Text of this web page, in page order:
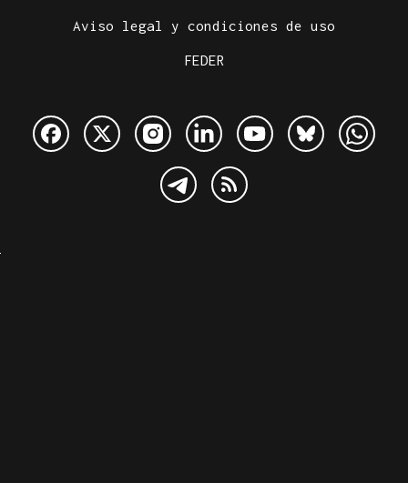
Aviso legal y condiciones de uso
FEDER